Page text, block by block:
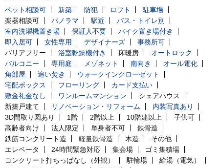
ペット相談可
新築 防犯 ロフト
駐車場
楽器相談可
パノラマ 駅近
バス・トイレ別
室内洗濯機置き場
保証人不要
バイク置き場付き
即入居可
女性専用 デザイナーズ
事務所可
バリアフリー
浴室乾燥機付き 床暖房
オートロック
バルコニー
専用庭 メゾネット 南向き
オール電化
角部屋
追い焚き
ウォークインクローゼット
宅配ボックス
フローリング
カード支払い
敷金礼金なし
ワンルームマンション
シェアハウス
新築戸建て
リノベーション・リフォーム
内装写真あり
3D間取り図あり
1階 2階以上 10階建以上
子供可
高齢者向け
法人限定 単身者不可
鉄骨造
鉄筋コンクリート造
軽量鉄骨造 木造
その他
エレベータ
24時間緊急対応 集会場
ゴミ集積場
コンクリート打ちっぱなし（外観）
駐輪場
給湯（電気）